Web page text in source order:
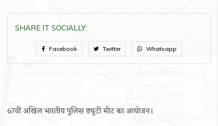
SHARE IT SOCIALLY:
Facebook Twitter Whatsapp
67वीं अखिल भारतीय पुलिस ड्यूटी मीट का आयोजन।